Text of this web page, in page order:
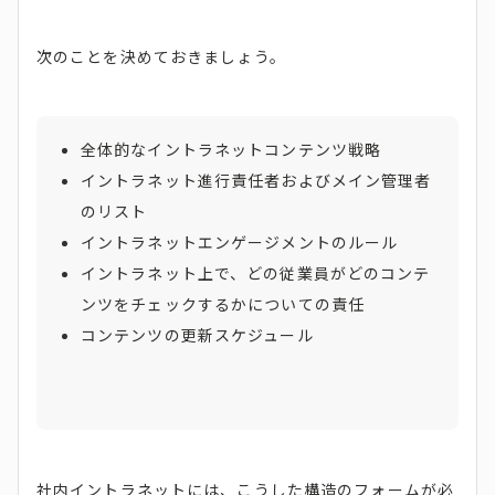
次のことを決めておきましょう。
全体的なイントラネットコンテンツ戦略
イントラネット進行責任者およびメイン管理者
のリスト
イントラネットエンゲージメントのルール
イントラネット上で、どの従業員がどのコンテ
ンツをチェックするかについての責任
コンテンツの更新スケジュール
社内イントラネットには、こうした構造のフォームが必